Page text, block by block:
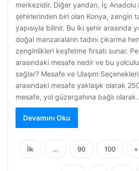
merkezidir. Diğer yandan, İç Anadolu
şehirlerinden biri olan Konya, zengin
yapısıyla bilinir. Bu iki şehir arasında
doğal manzaraların tadını çıkarma
zenginlikleri keşfetme fırsatı sunar.
arasındaki mesafe nedir ve bu
sağlar? Mesafe ve Ulaşım
arasındaki mesafe yaklaşık olarak
mesafe, yol güzergahına bağlı
Devamını Oku
İlk ... 90 100 «